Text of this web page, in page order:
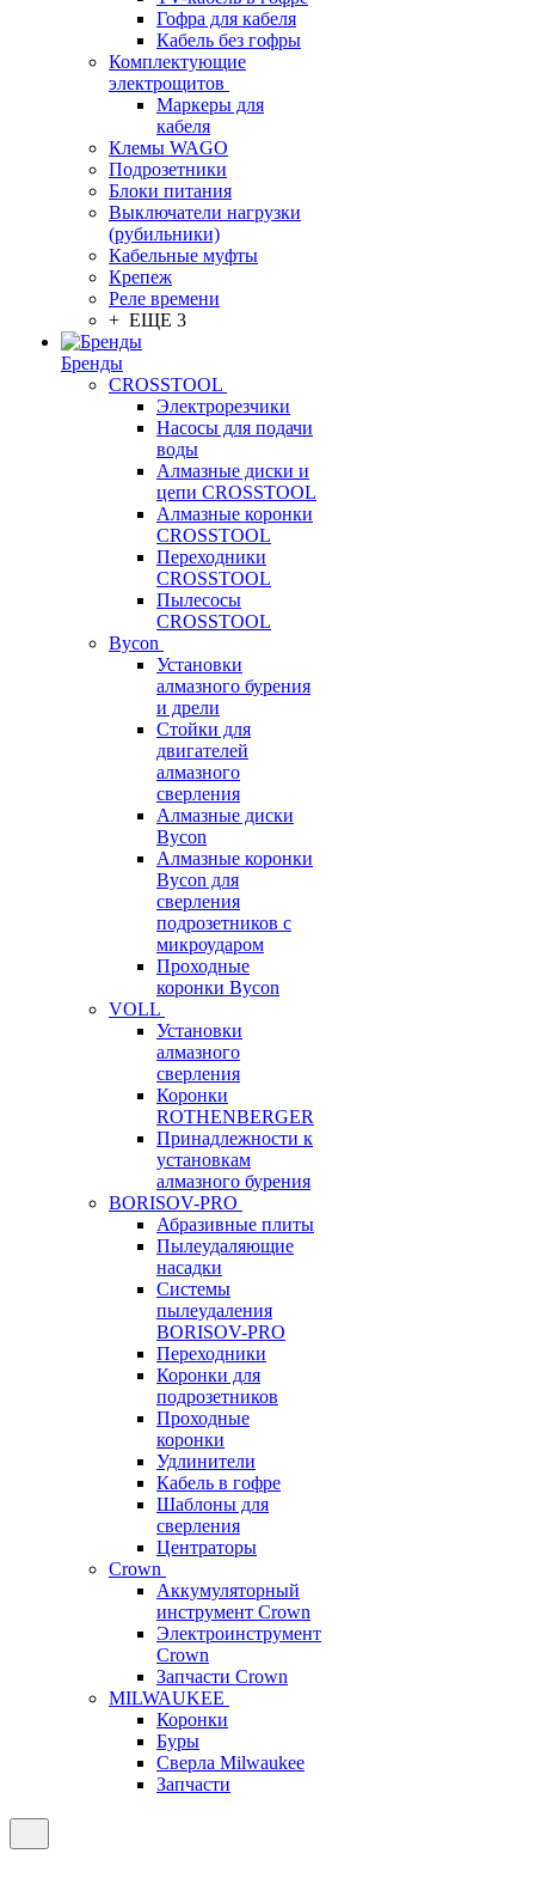
Гофра для кабеля
Кабель без гофры
Комплектующие
электрощитов
Маркеры для
кабеля
Клемы WAGO
Подрозетники
Блоки питания
Выключатели нагрузки
(рубильники)
Кабельные муфты
Крепеж
Реле времени
+ ЕЩЕ 3
Бренды
CROSSTOOL
Электрорезчики
Насосы для подачи
воды
Алмазные диски и
цепи CROSSTOOL
Алмазные коронки
CROSSTOOL
Переходники
CROSSTOOL
Пылесосы
CROSSTOOL
Bycon
Установки
алмазного бурения
и дрели
Стойки для
двигателей
алмазного
сверления
Алмазные диски
Bycon
Алмазные коронки
Bycon для
сверления
подрозетников с
микроударом
Проходные
коронки Bycon
VOLL
Установки
алмазного
сверления
Коронки
ROTHENBERGER
Принадлежности к
установкам
алмазного бурения
BORISOV-PRO
Абразивные плиты
Пылеудаляющие
насадки
Системы
пылеудаления
BORISOV-PRO
Переходники
Коронки для
подрозетников
Проходные
коронки
Удлинители
Кабель в гофре
Шаблоны для
сверления
Центраторы
Crown
Аккумуляторный
инструмент Crown
Электроинструмент
Crown
Запчасти Crown
MILWAUKEE
Коронки
Буры
Сверла Milwaukee
Запчасти